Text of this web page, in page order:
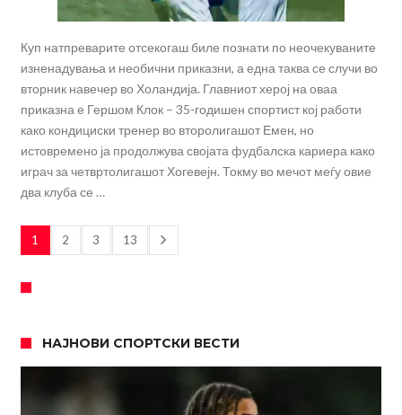
Куп натпреварите отсекогаш биле познати по неочекуваните
изненадувања и необични приказни, а една таква се случи во
вторник навечер во Холандија. Главниот херој на оваа
приказна е Гершом Клок – 35-годишен спортист кој работи
како кондициски тренер во второлигашот Емен, но
истовремено ја продолжува својата фудбалска кариера како
играч за четвртолигашот Хогевејн. Токму во мечот меѓу овие
два клуба се …
1 2 3 13
НАЈНОВИ СПОРТСКИ ВЕСТИ